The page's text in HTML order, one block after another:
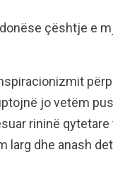
çështje e
jo vetëm
rininë
larg dhe anash